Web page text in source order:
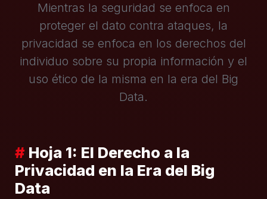
Mientras la seguridad se enfoca en
proteger el dato contra ataques, la
privacidad se enfoca en los derechos del
individuo sobre su propia información y el
uso ético de la misma en la era del Big
Data.
# Hoja 1: El Derecho a la
Privacidad en la Era del Big
Data